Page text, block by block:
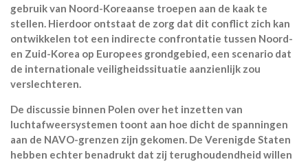
gebruik van Noord-Koreaanse troepen aan de kaak te
stellen. Hierdoor ontstaat de zorg dat dit conflict zich kan
ontwikkelen tot een indirecte confrontatie tussen Noord-
en Zuid-Korea op Europees grondgebied, een scenario dat
de internationale veiligheidssituatie aanzienlijk zou
verslechteren.
De discussie binnen Polen over het inzetten van
luchtafweersystemen toont aan hoe dicht de spanningen
aan de NAVO-grenzen zijn gekomen. De Verenigde Staten
hebben echter benadrukt dat zij terughoudendheid willen